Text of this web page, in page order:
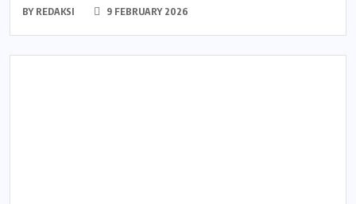
BY REDAKSI 9 FEBRUARY 2026